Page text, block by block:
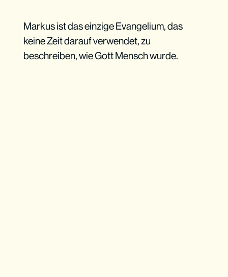
Markus ist das einzige Evangelium, das
keine Zeit darauf verwendet, zu
beschreiben, wie Gott Mensch wurde.